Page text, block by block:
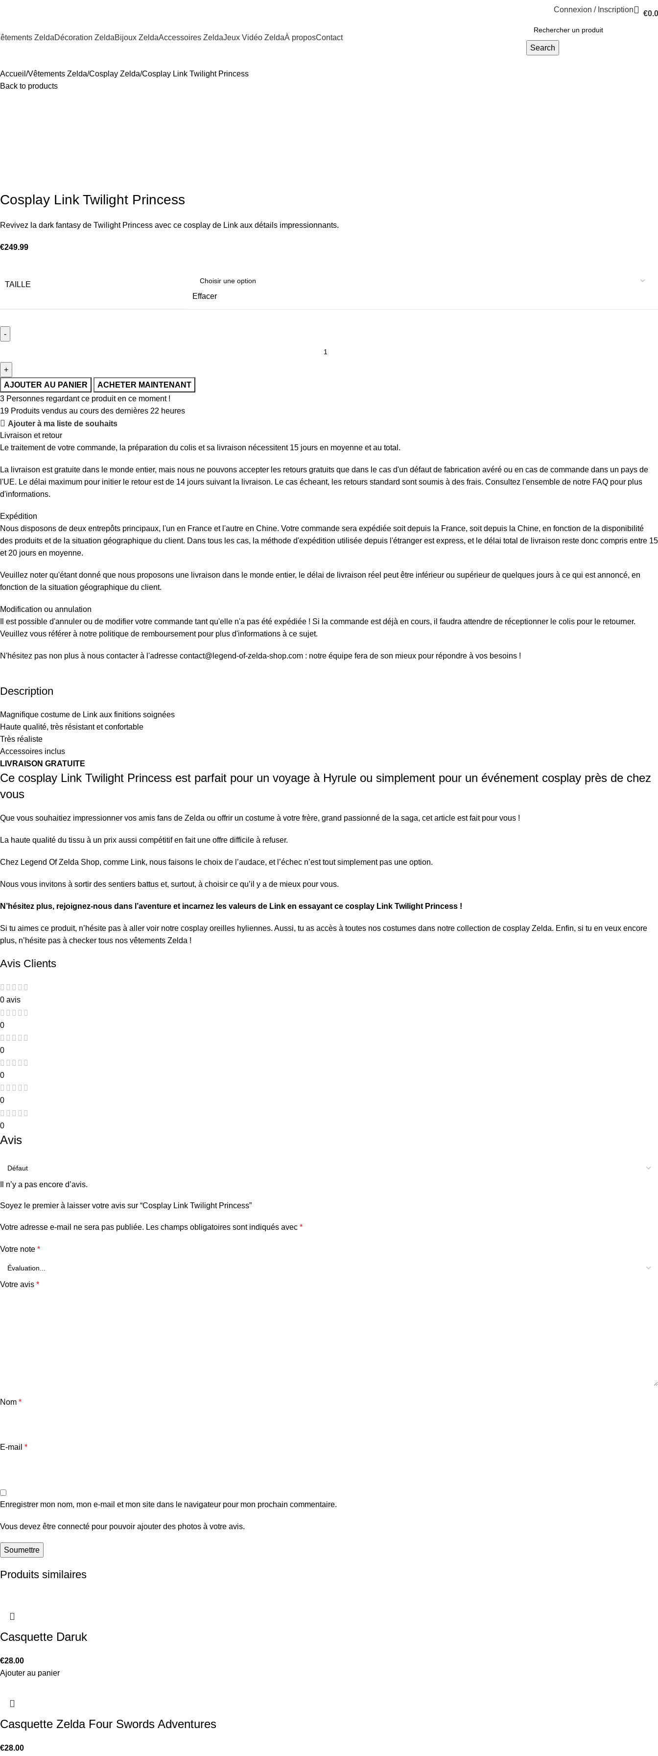
Connexion / Inscription €
ZeldaDécoration ZeldaBijoux ZeldaAccessoires ZeldaJeux Vidéo ZeldaÀ proposContact
Search
Accueil Vêtements Zelda Cosplay Zelda Cosplay Link Twilight Princess
Back to products
Cosplay Link Twilight Princess
Revivez la dark fantasy de Twilight Princess avec ce cosplay de Link aux détails impressionnants.
€249.99
TAILLE
Effacer
AJOUTER AU PANIER
ACHETER MAINTENANT
3 Personnes regardant ce produit en ce moment !
19 Produits vendus au cours des dernières 22 heures
Ajouter à ma liste de souhaits
Livraison et retour
Le traitement de votre commande, la préparation du colis et sa livraison nécessitent 15 jours en moyenne et au total.
La livraison est gratuite dans le monde entier, mais nous ne pouvons accepter les retours gratuits que dans le cas d'un défaut de fabrication avéré ou en cas de commande dans un pays de
l'UE. Le délai maximum pour initier le retour est de 14 jours suivant la livraison. Le cas écheant, les retours standard sont soumis à des frais. Consultez l'ensemble de notre FAQ pour plus
d'informations.
Expédition
Nous disposons de deux entrepôts principaux, l'un en France et l'autre en Chine. Votre commande sera expédiée soit depuis la France, soit depuis la Chine, en fonction de la disponibilité
des produits et de la situation géographique du client. Dans tous les cas, la méthode d'expédition utilisée depuis l'étranger est express, et le délai total de livraison reste donc compris entre 15
et 20 jours en moyenne.
Veuillez noter qu'étant donné que nous proposons une livraison dans le monde entier, le délai de livraison réel peut être inférieur ou supérieur de quelques jours à ce qui est annoncé, en
fonction de la situation géographique du client.
Modification ou annulation
Il est possible d'annuler ou de modifier votre commande tant qu'elle n'a pas été expédiée ! Si la commande est déjà en cours, il faudra attendre de réceptionner le colis pour le retourner.
Veuillez vous référer à notre politique de remboursement pour plus d'informations à ce sujet.
N'hésitez pas non plus à nous contacter à l'adresse contact@legend-of-zelda-shop.com : notre équipe fera de son mieux pour répondre à vos besoins !
Description
Magnifique costume de Link aux finitions soignées
Haute qualité, très résistant et confortable
Très réaliste
Accessoires inclus
LIVRAISON GRATUITE
Ce cosplay Link Twilight Princess est parfait pour un voyage à Hyrule ou simplement pour un événement cosplay près de chez
vous
Que vous souhaitiez impressionner vos amis fans de Zelda ou offrir un costume à votre frère, grand passionné de la saga, cet article est fait pour vous !
La haute qualité du tissu à un prix aussi compétitif en fait une offre difficile à refuser.
Chez Legend Of Zelda Shop, comme Link, nous faisons le choix de l’audace, et l’échec n’est tout simplement pas une option.
Nous vous invitons à sortir des sentiers battus et, surtout, à choisir ce qu’il y a de mieux pour vous.
N’hésitez plus, rejoignez-nous dans l’aventure et incarnez les valeurs de Link en essayant ce cosplay Link Twilight Princess !
Si tu aimes ce produit, n’hésite pas à aller voir notre cosplay oreilles hyliennes. Aussi, tu as accès à toutes nos costumes dans notre collection de cosplay Zelda. Enfin, si tu en veux encore
plus, n’hésite pas à checker tous nos vêtements Zelda !
Avis Clients
0 avis
0
0
0
0
0
Avis
Il n’y a pas encore d’avis.
Soyez le premier à laisser votre avis sur “Cosplay Link Twilight Princess”
Votre adresse e-mail ne sera pas publiée. Les champs obligatoires sont indiqués avec *
Votre note *
Votre avis *
Nom *
E-mail *
Enregistrer mon nom, mon e-mail et mon site dans le navigateur pour mon prochain commentaire.
Vous devez être connecté pour pouvoir ajouter des photos à votre avis.
Produits similaires
Casquette Daruk
€28.00
Ajouter au panier
Casquette Zelda Four Swords Adventures
€28.00